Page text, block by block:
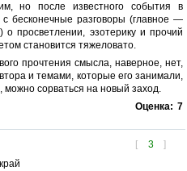
но после известного события в
бесконечные разговоры (главное —
о просветлении, эзотерику и прочий
становится тяжеловато.
прочтения смысла, наверное, нет,
и темами, которые его занимали,
можно сорваться на новый заход.
Оценка: 7
[ 3 ]